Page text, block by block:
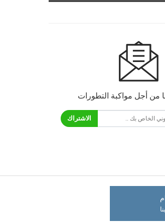
من أجل مواكبة التطورات
الاشتراك